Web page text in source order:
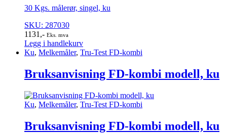
30 Kgs. målerør, singel, ku
SKU: 287030
1131 ,- Eks. mva
Legg i handlekurv
Ku, Melkemåler, Tru-Test FD-kombi
Bruksanvisning FD-kombi modell, ku
Ku, Melkemåler, Tru-Test FD-kombi
Bruksanvisning FD-kombi modell, ku